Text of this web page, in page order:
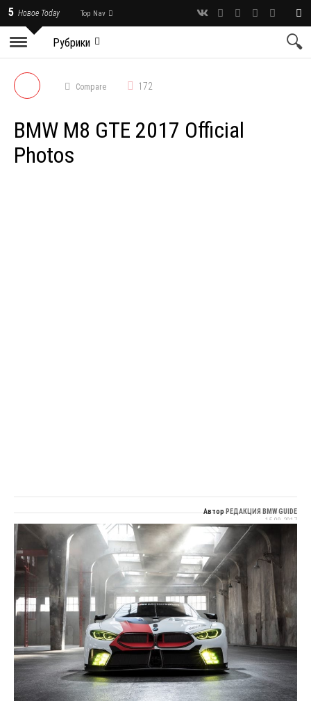
5 Новое Today Top Nav
Рубрики
Compare 172
BMW M8 GTE 2017 Official
Photos
АвторРЕДАКЦИЯ BMW GUIDE
15.09.2017